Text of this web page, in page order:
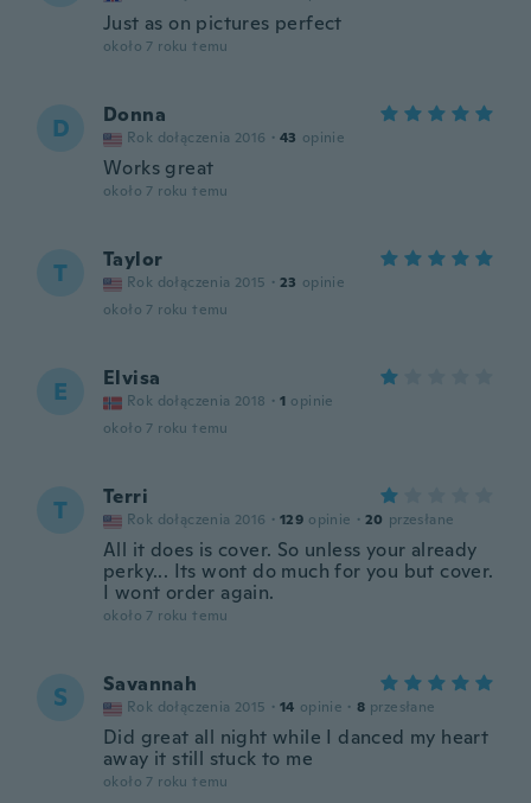
Just as on pictures perfect
około 7 roku temu
D Donna
Rok dołączenia 2016 · 43 opinie
Works great
około 7 roku temu
T Taylor
Rok dołączenia 2015 · 23 opinie
około 7 roku temu
E Elvisa
Rok dołączenia 2018 · 1 opinie
około 7 roku temu
T Terri
Rok dołączenia 2016 · 129 opinie · 20 przesłane
All it does is cover. So unless your already
perky... Its wont do much for you but cover.
I wont order again.
około 7 roku temu
S Savannah
Rok dołączenia 2015 · 14 opinie · 8 przesłane
Did great all night while I danced my heart
away it still stuck to me
około 7 roku temu